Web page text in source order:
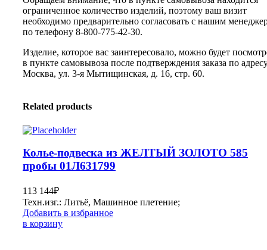
ограниченное количество изделий, поэтому ваш визит
необходимо предварительно согласовать с нашим
по телефону 8-800-775-42-30.
Изделие, которое вас заинтересовало, можно будет
в пункте самовывоза после подтверждения заказа по
Москва, ул. 3-я Мытищинская, д. 16, стр. 60.
Related products
Колье-подвеска из ЖЕЛТЫЙ ЗОЛОТО 585
пробы 01Л631799
113 144₽
Техн.изг.: Литьё, Машинное плетение;
Добавить в избранное
в корзину